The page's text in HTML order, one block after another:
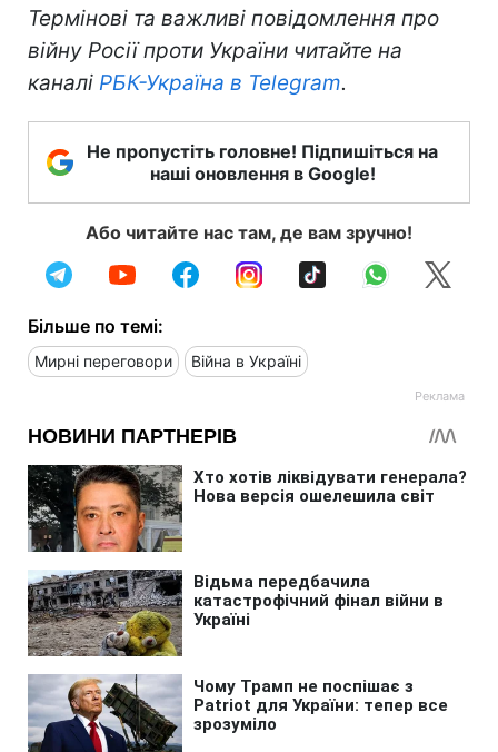
Термінові та важливі повідомлення про
війну Росії проти України читайте на
каналі РБК-Україна в Telegram.
Не пропустіть головне! Підпишіться на
наші оновлення в Google!
Або читайте нас там, де вам зручно!
Більше по темі:
Мирні переговори Війна в Україні